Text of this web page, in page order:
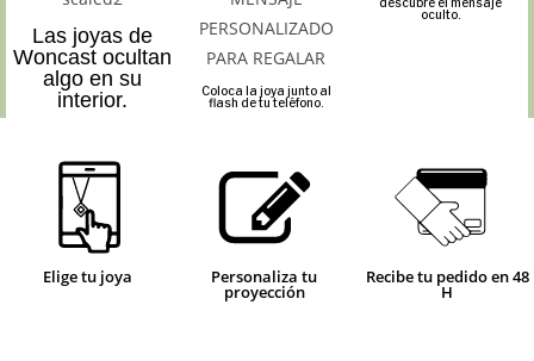
Las joyas de
Woncast ocultan
algo en su
interior.
Coloca la joya junto al
flash de tu teléfono.
oculto.
Elige tu joya Personaliza tu
proyección
Recibe tu pedido en 48
H